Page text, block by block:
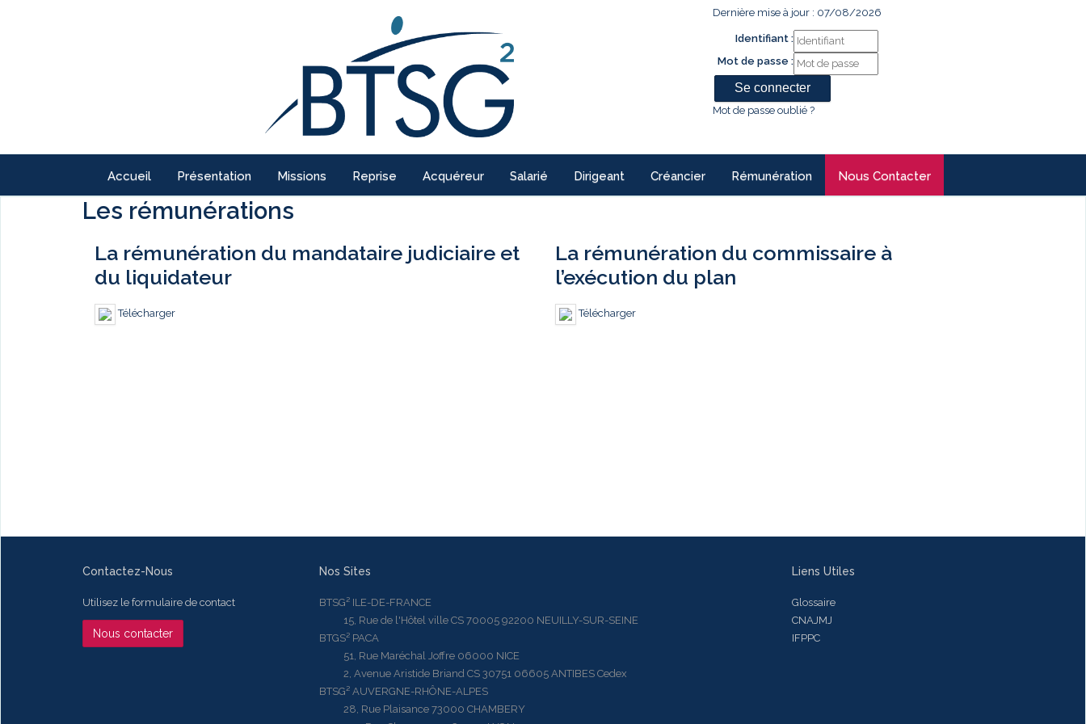
Dernière mise à jour : 07/08/2026
Identifiant :
Mot de passe :
Mot de passe oublié ?
Accueil Présentation Missions Reprise Acquéreur Salarié Dirigeant Créancier Rémunération Nous Contacter
Les rémunérations
La rémunération du mandataire judiciaire et
du liquidateur
Télécharger
La rémunération du commissaire à
l’exécution du plan
Télécharger
Contactez-Nous
Utilisez le formulaire de contact
Nous contacter
Nos Sites
BTSG² ILE-DE-FRANCE
15, Rue de l'Hôtel ville CS 70005 92200 NEUILLY-SUR-SEINE
BTGS² PACA
51, Rue Maréchal Joffre 06000 NICE
2, Avenue Aristide Briand CS 30751 06605 ANTIBES Cedex
BTSG² AUVERGNE-RHÔNE-ALPES
28, Rue Plaisance 73000 CHAMBERY
Liens Utiles
Glossaire
CNAJMJ
IFPPC